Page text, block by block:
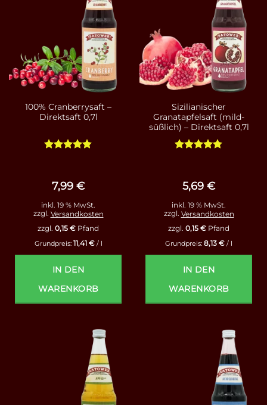
100% Cranberrysaft –
Direktsaft 0,7l
7,99 €
inkl. 19 % MwSt.
zzgl. Versandkosten
zzgl. 0,15 € Pfand
Grundpreis: 11,41 €/ l
IN DEN
WARENKORB
Sizilianischer
Granatapfelsaft (mild-
süßlich) – Direktsaft 0,7l
5,69 €
inkl. 19 % MwSt.
zzgl. Versandkosten
zzgl. 0,15 € Pfand
Grundpreis: 8,13 € / l
IN DEN
WARENKORB